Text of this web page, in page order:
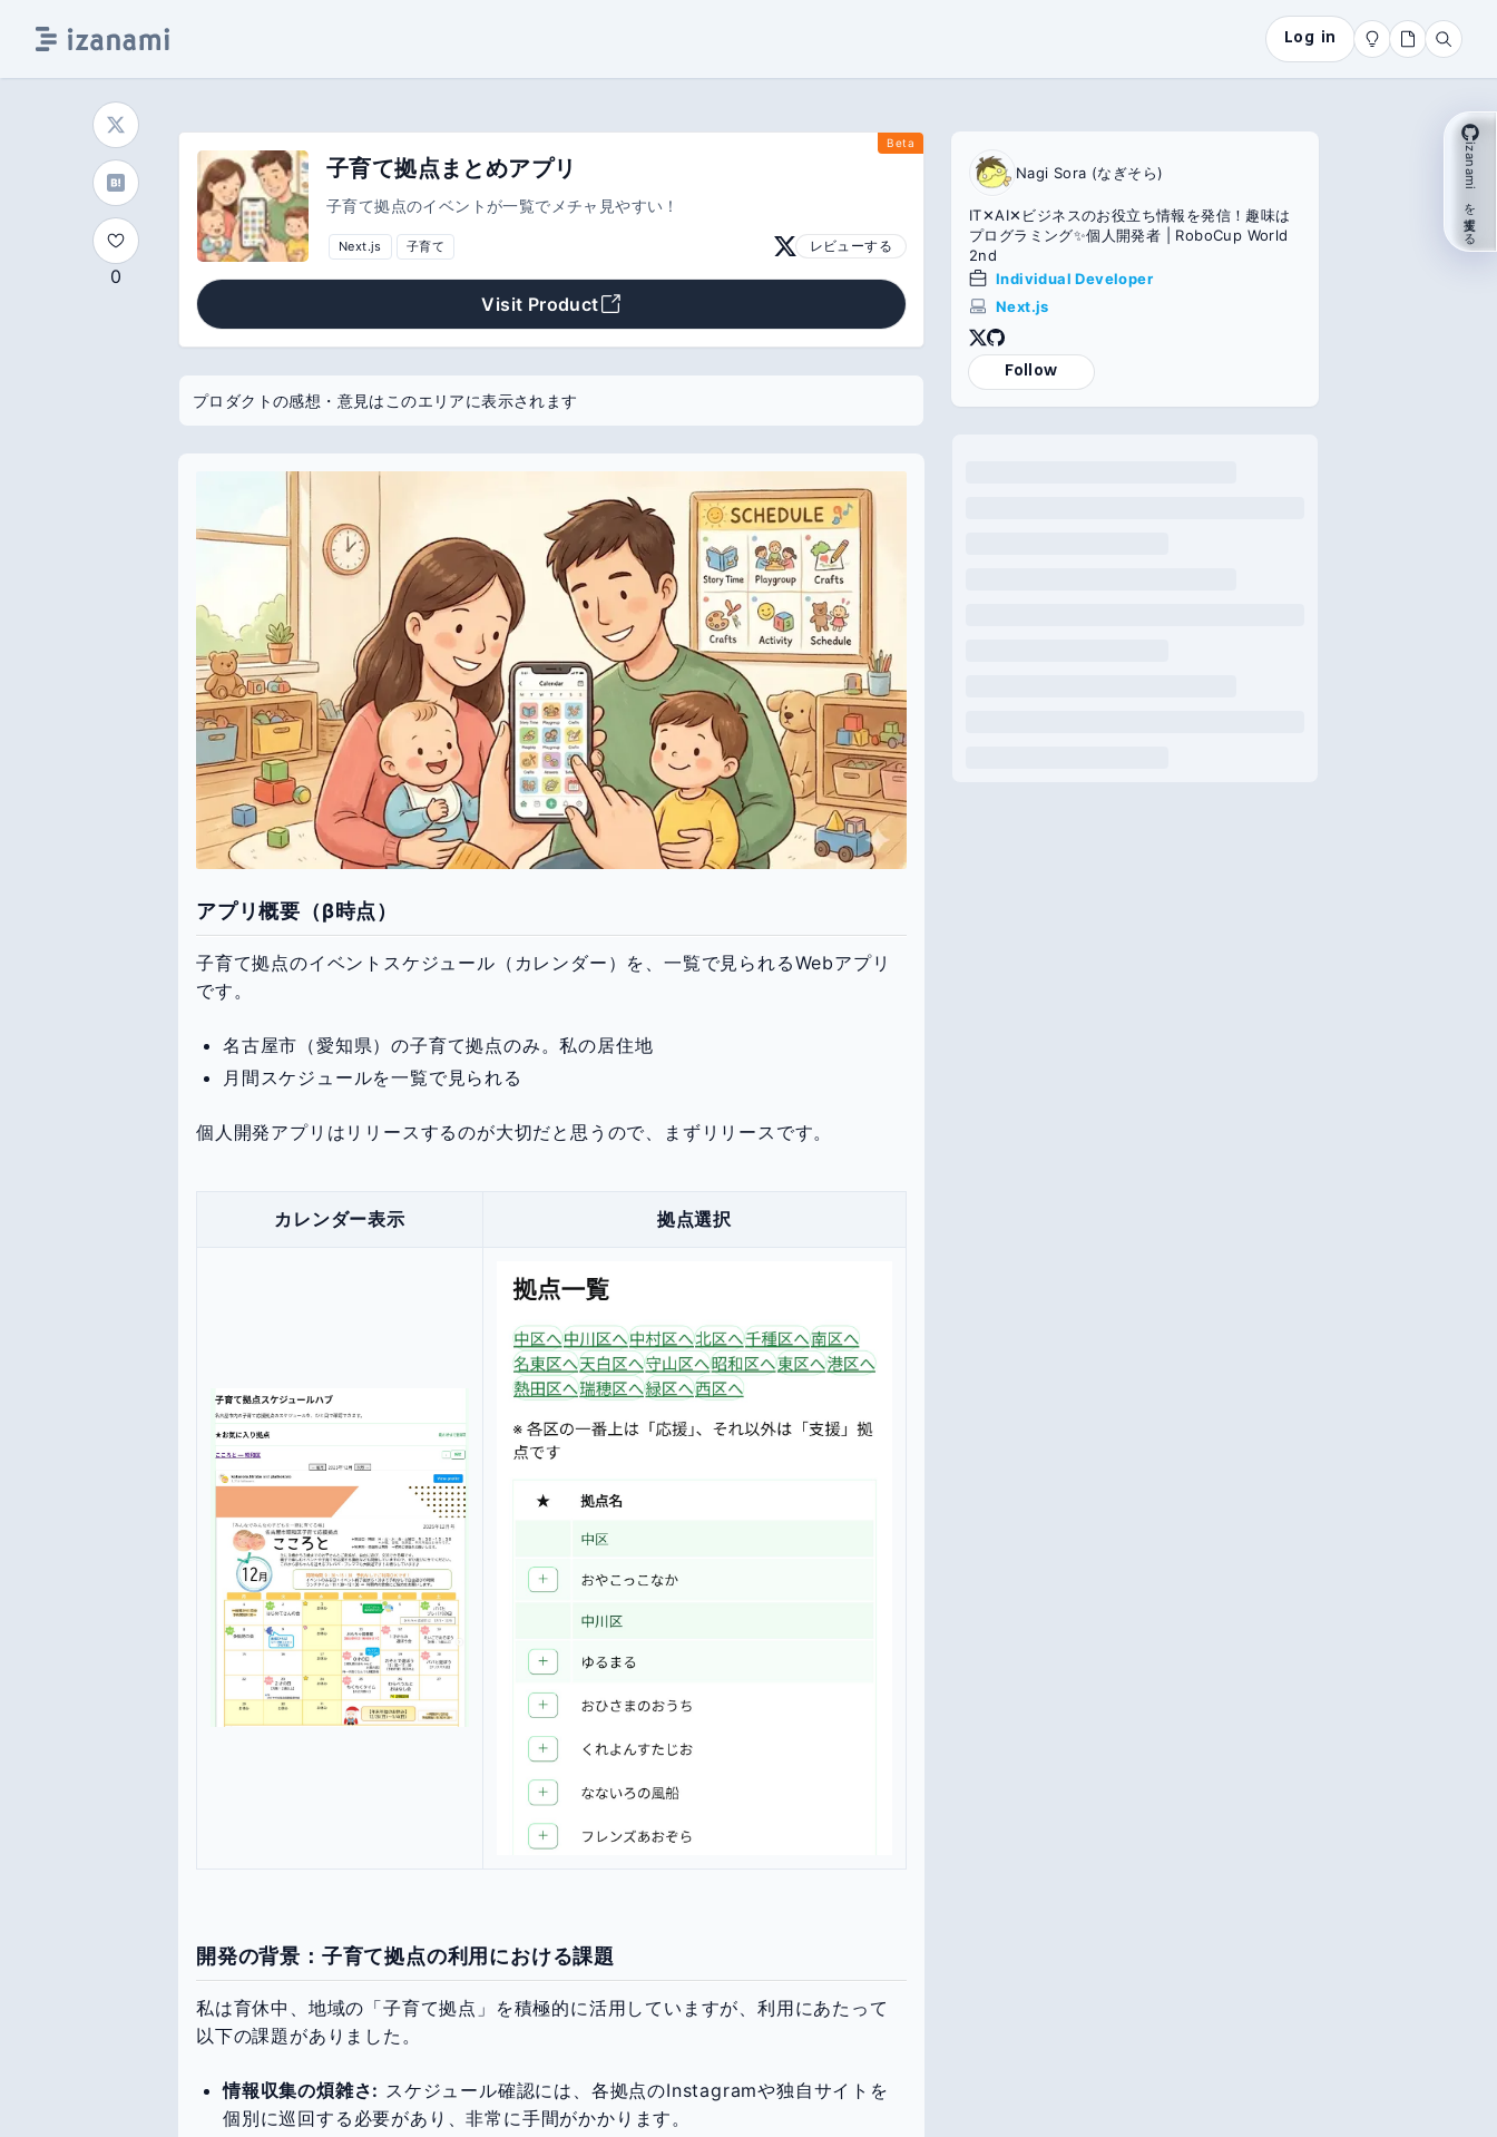
Log in
0
Beta
子育て拠点まとめアプリ
子育て拠点のイベントが一覧でメチャ見やすい！
Next.js 子育て レビューする
Visit Product
プロダクトの感想・意見はこのエリアに表示されます
アプリ概要（β時点）
子育て拠点のイベントスケジュール（カレンダー）を、一覧で見られるWebアプリ
です。
名古屋市（愛知県）の子育て拠点のみ。私の居住地
月間スケジュールを一覧で見られる
個人開発アプリはリリースするのが大切だと思うので、まずリリースです。
カレンダー表示 拠点選択
開発の背景：子育て拠点の利用における課題
私は育休中、地域の「子育て拠点」を積極的に活用していますが、利用にあたって
以下の課題がありました。
情報収集の煩雑さ: スケジュール確認には、各拠点のInstagramや独自サイトを
個別に巡回する必要があり、非常に手間がかかります。
Nagi Sora (なぎそら)
IT✕AI✕ビジネスのお役立ち情報を発信！趣味は
プログラミング✨個人開発者 | RoboCup World
2nd
Individual Developer
Next.js
Follow
izanami を支援する